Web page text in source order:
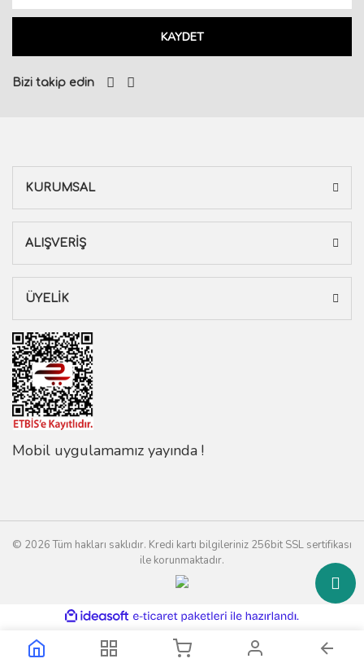
KAYDET
Bizi takip edin
KURUMSAL
ALIŞVERİŞ
ÜYELİK
Mobil uygulamamız yayında !
© 2026 Tüm hakları saklıdır. Kredi kartı bilgileriniz 256bit SSL sertifikası
ile korunmaktadır.
ideasoft
e-
paketleri